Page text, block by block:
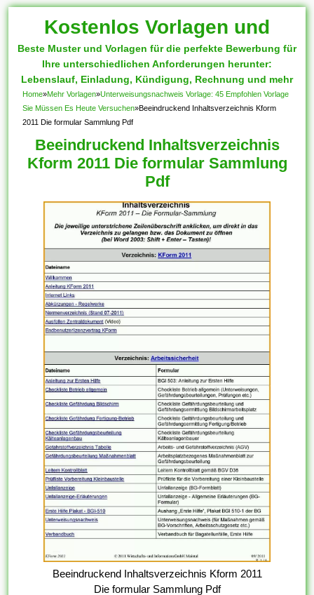
Kostenlos Vorlagen und
Muster
Beste Muster und Vorlagen für die perfekte Bewerbung für
Ihre unterschiedlichen Anforderungen herunter:
Lebenslauf, Einladung, Kündigung, Rechnung und mehr
Home»Mehr Vorlagen»Unterweisungsnachweis Vorlage: 45 Empfohlen Vorlage
Sie Müssen Es Heute Versuchen»Beeindruckend Inhaltsverzeichnis Kform
2011 Die formular Sammlung Pdf
Beeindruckend Inhaltsverzeichnis
Kform 2011 Die formular Sammlung
Pdf
Beeindruckend Inhaltsverzeichnis Kform 2011
Die formular Sammlung Pdf